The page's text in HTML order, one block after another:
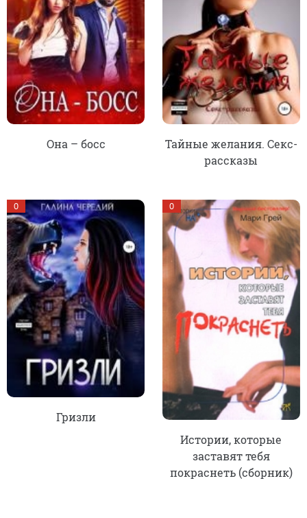
Она – босс
Тайные желания. Секс-
рассказы
Гризли
0
Истории, которые
заставят тебя
покраснеть (сборник)
0